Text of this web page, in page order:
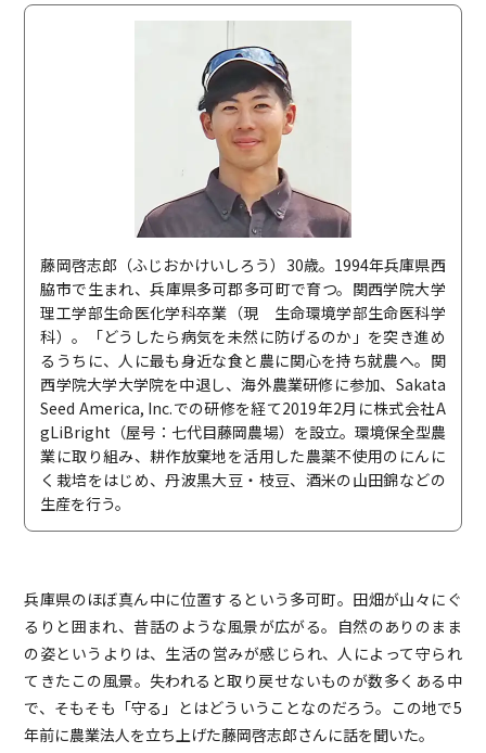
藤岡啓志郎（ふじおかけいしろう）30歳。1994年兵庫県西
脇市で生まれ、兵庫県多可郡多可町で育つ。関西学院大学
理工学部生命医化学科卒業（現 生命環境学部生命医科学
科）。「どうしたら病気を未然に防げるのか」を突き進め
るうちに、人に最も身近な食と農に関心を持ち就農へ。関
西学院大学大学院を中退し、海外農業研修に参加、Sakata
Seed America, Inc.での研修を経て2019年2月に株式会社A
gLiBright（屋号：七代目藤岡農場）を設立。環境保全型農
業に取り組み、耕作放棄地を活用した農薬不使用のにんに
く栽培をはじめ、丹波黒大豆・枝豆、酒米の山田錦などの
生産を行う。
兵庫県のほぼ真ん中に位置するという多可町。田畑が山々にぐ
るりと囲まれ、昔話のような風景が広がる。自然のありのまま
の姿というよりは、生活の営みが感じられ、人によって守られ
てきたこの風景。失われると取り戻せないものが数多くある中
で、そもそも「守る」とはどういうことなのだろう。この地で5
年前に農業法人を立ち上げた藤岡啓志郎さんに話を聞いた。